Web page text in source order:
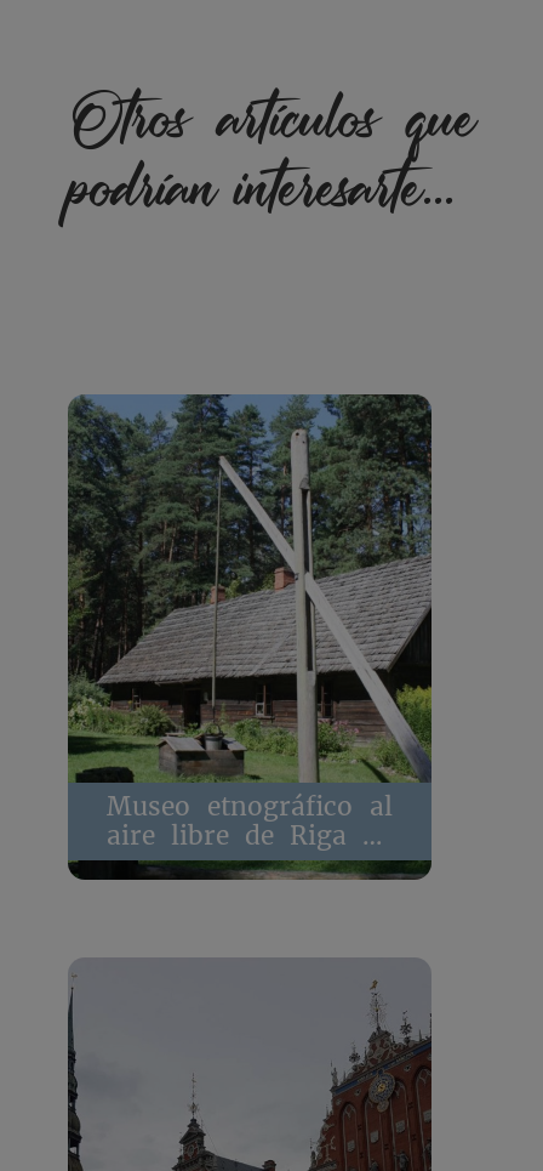
Otros artículos que
podrían interesarte...
Museo etnográfico al
aire libre de Riga en
Letonia